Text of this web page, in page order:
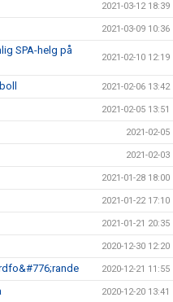
2021-03-12 18:39
2021-03-09 10:36
SPA-helg på
2021-02-10 12:19
2021-02-06 13:42
2021-02-05 13:51
2021-02-05
2021-02-03
2021-01-28 18:00
2021-01-22 17:10
2021-01-21 20:35
2020-12-30 12:20
2020-12-21 11:55
2020-12-20 13:41